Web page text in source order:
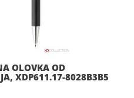
OLOVKA OD
XDP611.17-8028B3B5